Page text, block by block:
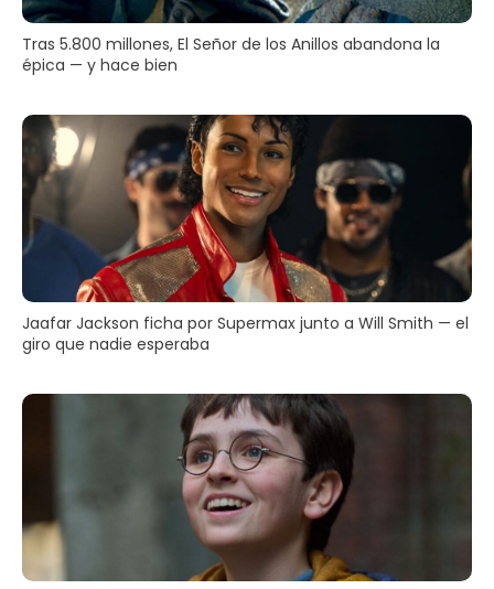
Tras 5.800 millones, El Señor de los Anillos abandona la
épica — y hace bien
Jaafar Jackson ficha por Supermax junto a Will Smith — el
giro que nadie esperaba